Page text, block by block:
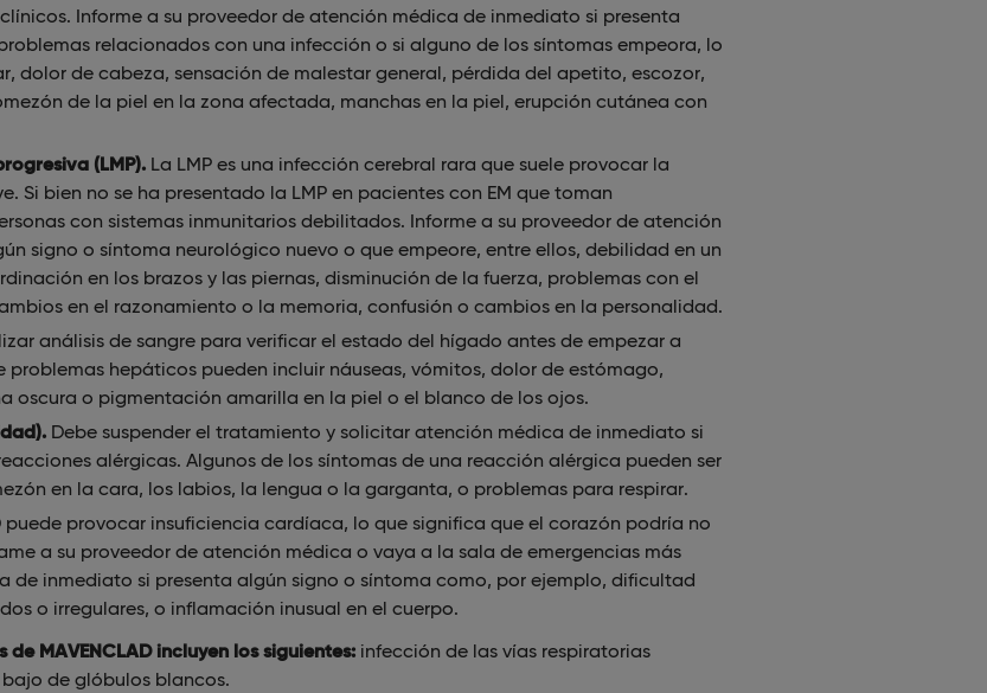
Informe a su proveedor de atención médica de inmediato si presenta
relacionados con una infección o si alguno de los síntomas empeora, lo
dolor de cabeza, sensación de malestar general, pérdida del apetito, escozor,
de la piel en la zona afectada, manchas en la piel, erupción cutánea con
(LMP). La LMP es una infección cerebral rara que suele provocar la
Si bien no se ha presentado la LMP en pacientes con EM que toman
con sistemas inmunitarios debilitados. Informe a su proveedor de atención
signo o síntoma neurológico nuevo o que empeore, entre ellos, debilidad en un
en los brazos y las piernas, disminución de la fuerza, problemas con el
en el razonamiento o la memoria, confusión o cambios en la personalidad.
análisis de sangre para verificar el estado del hígado antes de empezar a
problemas hepáticos pueden incluir náuseas, vómitos, dolor de estómago,
oscura o pigmentación amarilla en la piel o el blanco de los ojos.
Debe suspender el tratamiento y solicitar atención médica de inmediato si
alérgicas. Algunos de los síntomas de una reacción alérgica pueden ser
en la cara, los labios, la lengua o la garganta, o problemas para respirar.
puede provocar insuficiencia cardíaca, lo que significa que el corazón podría no
a su proveedor de atención médica o vaya a la sala de emergencias más
de inmediato si presenta algún signo o síntoma como, por ejemplo, dificultad
o irregulares, o inflamación inusual en el cuerpo.
MAVENCLAD incluyen los siguientes: infección de las vías respiratorias
de glóbulos blancos.